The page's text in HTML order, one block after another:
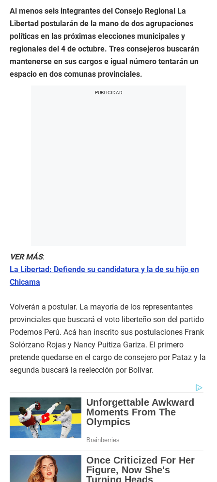
Al menos seis integrantes del Consejo Regional La
Libertad postularán de la mano de dos agrupaciones
políticas en las próximas elecciones municipales y
regionales del 4 de octubre. Tres consejeros buscarán
mantenerse en sus cargos e igual número tentarán un
espacio en dos comunas provinciales.
VER MÁS:
La Libertad: Defiende su candidatura y la de su hijo en
Chicama
Volverán a postular. La mayoría de los representantes
provinciales que buscará el voto liberteño son del partido
Podemos Perú. Acá han inscrito sus postulaciones Frank
Solórzano Rojas y Nancy Puitiza Gariza. El primero
pretende quedarse en el cargo de consejero por Pataz y la
segunda buscará la reelección por Bolívar.